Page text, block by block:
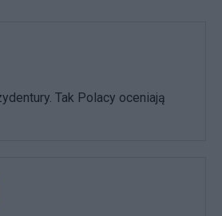
Tak Polacy oceniają